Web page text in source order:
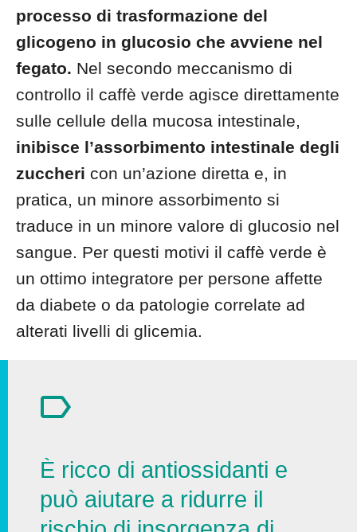
processo di trasformazione del
glicogeno in glucosio che avviene nel
fegato. Nel secondo meccanismo di
controllo il caffè verde agisce direttamente
sulle cellule della mucosa intestinale,
inibisce l’assorbimento intestinale degli
zuccheri con un’azione diretta e, in
pratica, un minore assorbimento si
traduce in un minore valore di glucosio nel
sangue. Per questi motivi il caffè verde è
un ottimo integratore per persone affette
da diabete o da patologie correlate ad
alterati livelli di glicemia.
È ricco di antiossidanti e
può aiutare a ridurre il